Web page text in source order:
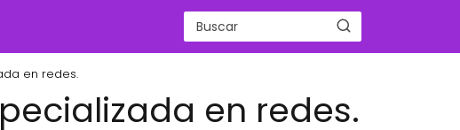
en redes.
en redes.